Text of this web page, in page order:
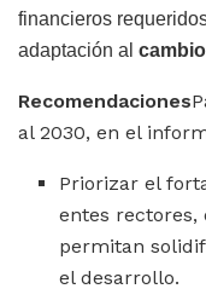
financieros
adaptación al
Recomendaciones
al 2030, en el
Priorizar el
entes rectores,
permitan
el desarrollo.